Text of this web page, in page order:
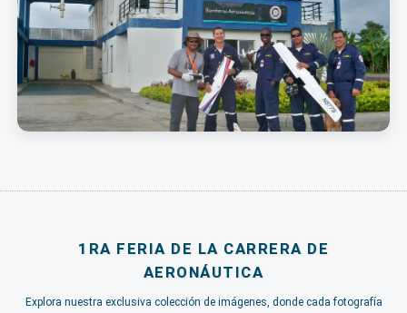
1RA FERIA DE LA CARRERA DE
AERONÁUTICA
Explora nuestra exclusiva colección de imágenes, donde cada fotografía